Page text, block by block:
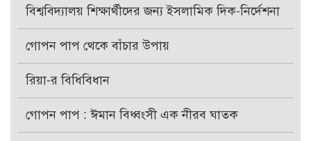
বিশ্ববিদ্যালয় শিক্ষার্থীদের জন্য ইসলামিক দিক-নির্দেশনা
গোপন পাপ থেকে বাঁচার উপায়
রিয়া-র বিধিবিধান
গোপন পাপ : ঈমান বিধ্বংসী এক নীরব ঘাতক